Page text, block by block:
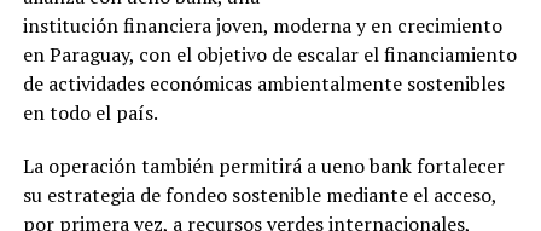
institución financiera joven, moderna y en crecimiento
en Paraguay, con el objetivo de escalar el financiamiento
de actividades económicas ambientalmente sostenibles
en todo el país.
La operación también permitirá a ueno bank fortalecer
su estrategia de fondeo sostenible mediante el acceso,
por primera vez, a recursos verdes internacionales,